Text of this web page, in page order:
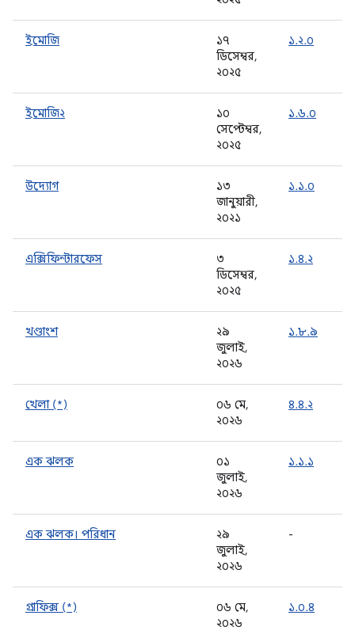
ইমোজি
১৭
ডিসেম্বর,
২০২৫
১.২.০
ইমোজি২
১০
সেপ্টেম্বর,
২০২৫
১.৬.০
উদ্যোগ
১৩
জানুয়ারী,
২০২১
১.১.০
এক্সিফিন্টারফেস
৩
ডিসেম্বর,
২০২৫
১.৪.২
খণ্ডাংশ
২৯
জুলাই,
২০২৬
১.৮.৯
খেলা (*)
০৬ মে,
২০২৬
৪.৪.২
এক ঝলক
০১
জুলাই,
২০২৬
১.১.১
এক ঝলক। পরিধান
২৯
জুলাই,
২০২৬
-
গ্রাফিক্স (*)
০৬ মে,
২০২৬
১.০.৪